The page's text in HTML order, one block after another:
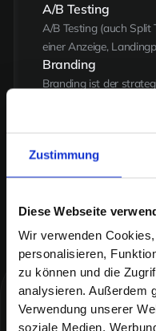
Zustimmung
Diese Webseite
Wir verwenden
personalisieren,
zu können und die
analysieren. Außerdem
Verwendung unserer
soziale Medien,
Audience Network —
Manager mit
Optimierungsoptionen.
A/B Testing
A/B Testing (auch Split
einer Anzeige,
gegeneinander — mit
wirkungsvollere
Branding
Branding ist der
Markenerfahrung
Kreativität, die